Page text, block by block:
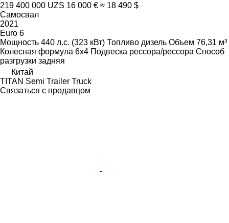
219 400 000 UZS 16 000 € ≈ 18 490 $
Самосвал
2021
Euro 6
Мощность 440 л.с. (323 кВт) Топливо дизель Объем 76,31 м³
Колесная формула 6x4 Подвеска рессора/рессора Способ
разгрузки задняя
Китай
TITAN Semi Trailer Truck
Связаться с продавцом